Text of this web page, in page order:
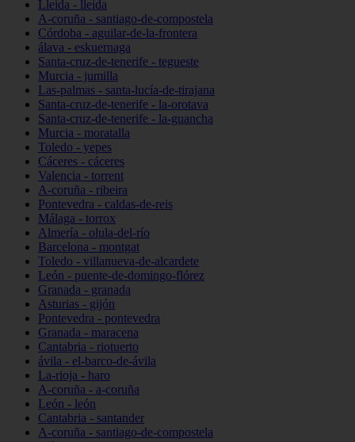
Lleida - lleida
A-coruña - santiago-de-compostela
Córdoba - aguilar-de-la-frontera
álava - eskuernaga
Santa-cruz-de-tenerife - tegueste
Murcia - jumilla
Las-palmas - santa-lucía-de-tirajana
Santa-cruz-de-tenerife - la-orotava
Santa-cruz-de-tenerife - la-guancha
Murcia - moratalla
Toledo - yepes
Cáceres - cáceres
Valencia - torrent
A-coruña - ribeira
Pontevedra - caldas-de-reis
Málaga - torrox
Almería - olula-del-río
Barcelona - montgat
Toledo - villanueva-de-alcardete
León - puente-de-domingo-flórez
Granada - granada
Asturias - gijón
Pontevedra - pontevedra
Granada - maracena
Cantabria - riotuerto
ávila - el-barco-de-ávila
La-rioja - haro
A-coruña - a-coruña
León - león
Cantabria - santander
A-coruña - santiago-de-compostela